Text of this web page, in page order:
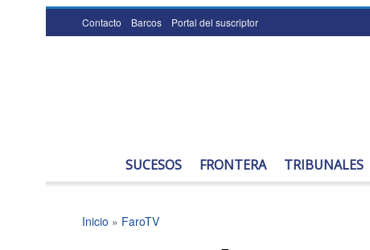
Contacto Barcos Portal del suscriptor
SUCESOS FRONTERA TRIBUNALES
Inicio » FaroTV